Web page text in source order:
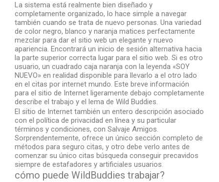
La sistema está realmente bien diseñado y
completamente organizado, lo hace simple a navegar
también cuando se trata de nuevo personas. Una variedad
de color negro, blanco y naranja matices perfectamente
mezclar para dar el sitio web un elegante y nuevo
apariencia. Encontrará un inicio de sesión alternativa hacia
la parte superior correcta lugar para el sitio web. Si es otro
usuario, un cuadrado caja naranja con la leyenda «SOY
NUEVO» en realidad disponible para llevarlo a el otro lado
en el citas por internet mundo. Este breve información
para el sitio de Internet ligeramente debajo completamente
describe el trabajo y el lema de Wild Buddies.
El sitio de Internet también un entero descripción asociado
con el política de privacidad en línea y su particular
términos y condiciones, con Salvaje Amigos.
Sorprendentemente, ofrece un único sección completo de
métodos para seguro citas, y otro debe verlo antes de
comenzar su único citas búsqueda conseguir precavidos
siempre de estafadores y artificiales usuarios.
cómo puede WildBuddies trabajar?